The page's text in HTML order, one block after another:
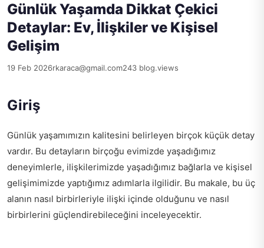
Günlük Yaşamda Dikkat Çekici
Detaylar: Ev, İlişkiler ve Kişisel
Gelişim
19 Feb 2026rkaraca@gmail.com243 blog.views
Giriş
Günlük yaşamımızın kalitesini belirleyen birçok küçük detay
vardır. Bu detayların birçoğu evimizde yaşadığımız
deneyimlerle, ilişkilerimizde yaşadığımız bağlarla ve kişisel
gelişimimizde yaptığımız adımlarla ilgilidir. Bu makale, bu üç
alanın nasıl birbirleriyle ilişki içinde olduğunu ve nasıl
birbirlerini güçlendirebileceğini inceleyecektir.